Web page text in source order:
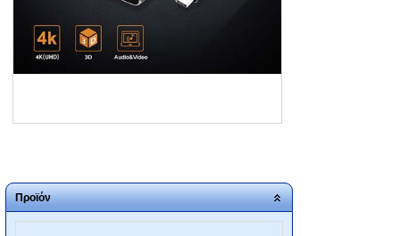
ΕΠΙΚΟΙΝΩΝΙΑ
Προϊόν